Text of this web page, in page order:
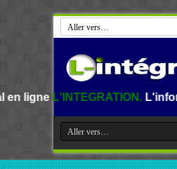
L'information au